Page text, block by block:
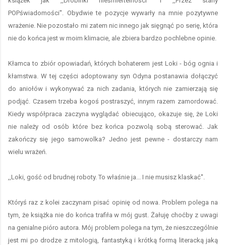
POPświadomości''. Obydwie te pozycje wywarły na mnie pozytywne
wrażenie. Nie pozostało mi zatem nic innego jak sięgnąć po serię, która
nie do końca jest w moim klimacie, ale zbiera bardzo pochlebne opinie.
Kłamca to zbiór opowiadań, których bohaterem jest Loki - bóg ognia i
kłamstwa. W tej części adoptowany syn Odyna postanawia dołączyć
do aniołów i wykonywać za nich zadania, których nie zamierzają się
podjąć. Czasem trzeba kogoś postraszyć, innym razem zamordować.
Kiedy współpraca zaczyna wyglądać obiecująco, okazuje się, że Loki
nie należy od osób które bez końca pozwolą sobą sterować. Jak
zakończy się jego samowolka? Jedno jest pewne - dostarczy nam
wielu wrażeń.
,,Loki, gość od brudnej roboty. To właśnie ja... I nie musisz klaskać''.
Któryś raz z kolei zaczynam pisać opinię od nowa. Problem polega na
tym, że książka nie do końca trafiła w mój gust. Żałuję choćby z uwagi
na genialne pióro autora. Mój problem polega na tym, że nieszczególnie
jest mi po drodze z mitologią, fantastyką i krótką formą literacką jaką